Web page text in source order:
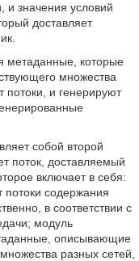
и значения условий
доставляет
метаданные, которые
множества
потоки, и генерируют
собой второй
поток, доставляемый
включает в себя:
потоки содержания
в соответствии с
модуль
описывающие
разных сетей,